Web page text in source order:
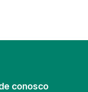
conosco